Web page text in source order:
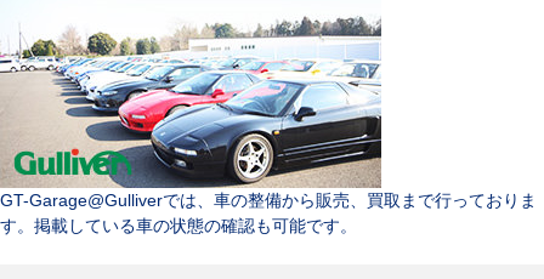
GT-Garage@Gulliverでは、車の整備から販売、買取まで行っておりま
す。掲載している車の状態の確認も可能です。